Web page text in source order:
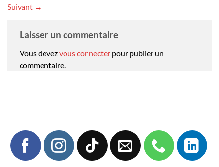
Suivant →
Laisser un commentaire
Vous devezvous connecter pour publier un
commentaire.